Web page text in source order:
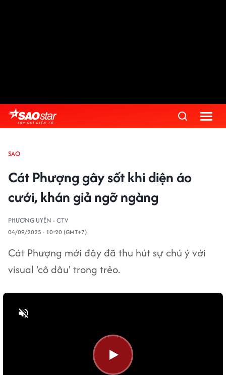
SAO
Cát Phượng gây sốt khi diện áo
cưới, khán giả ngỡ ngàng
PHƯƠNG UYÊN - CTV
04/09/2025 - 10:20 (GMT+7)
Cát Phượng mới đây đã thu hút sự chú ý với
visual 'cô dâu' trong trẻo.